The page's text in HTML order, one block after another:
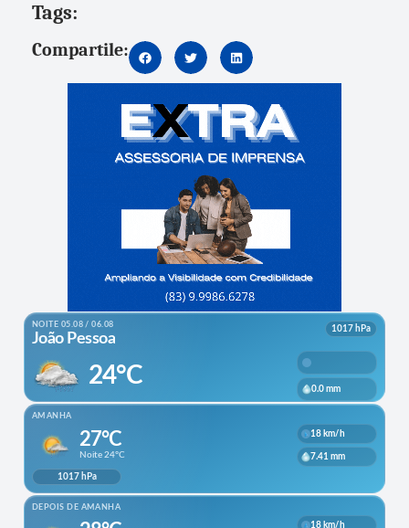
Tags:
Compartile: